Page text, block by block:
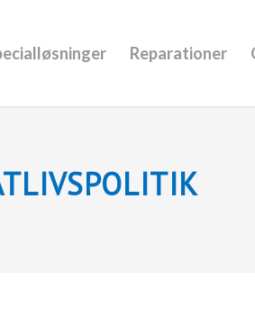
Reparationer